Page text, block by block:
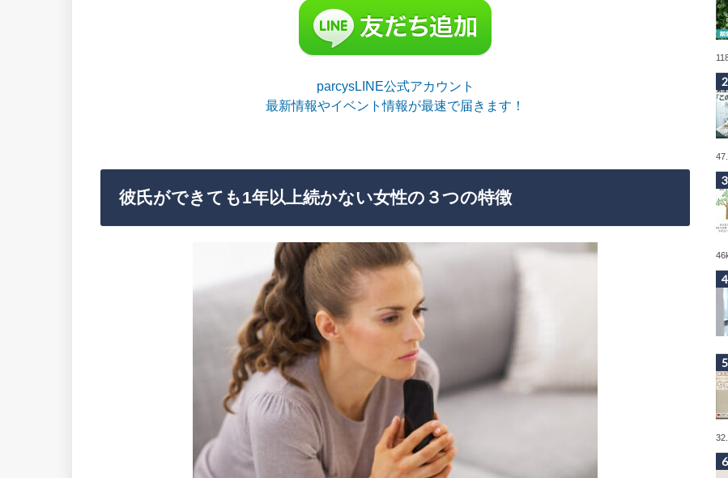
parcysLINE公式アカウント
最新情報やイベント情報が最速で届きます！
彼氏ができても1年以上続かない女性の３つの特徴